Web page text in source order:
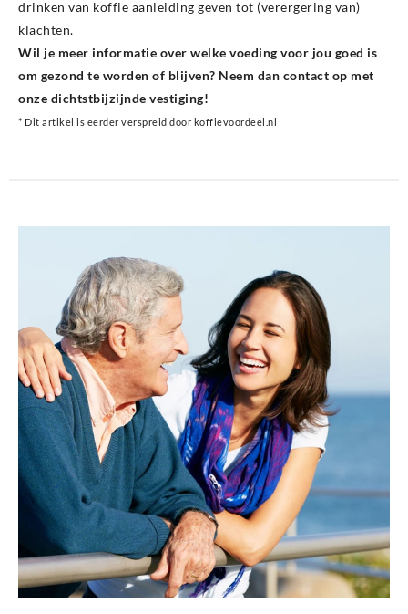
drinken van koffie aanleiding geven tot (verergering van)
klachten.
Wil je meer informatie over welke voeding voor jou goed is
om gezond te worden of blijven? Neem dan contact op met
onze dichtstbijzijnde vestiging!
* Dit artikel is eerder verspreid door koffievoordeel.nl